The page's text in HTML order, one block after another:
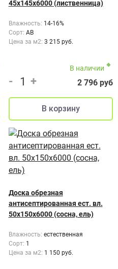
45х145х6000 (лиственница)
Влажность: 14-16%
Сорт: АВ
Цена за м2: 3 215 руб.
В наличии
- + 2 796 руб
Доска обрезная
антисептированная ест. вл.
50x150x6000 (сосна, ель)
Влажность: естественная
Сорт: 1
Цена за м2: 1 150 руб.